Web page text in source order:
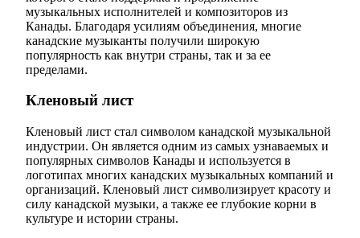
музыкальных исполнителей и композиторов из
Канады. Благодаря усилиям объединения, многие
канадские музыканты получили широкую
популярность как внутри страны, так и за ее
пределами.
Кленовый лист
Кленовый лист стал символом канадской музыкальной
индустрии. Он является одним из самых узнаваемых и
популярных символов Канады и используется в
логотипах многих канадских музыкальных компаний и
организаций. Кленовый лист символизирует красоту и
силу канадской музыки, а также ее глубокие корни в
культуре и истории страны.